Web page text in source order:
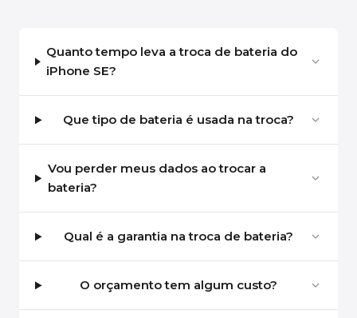
Quanto tempo leva a troca de bateria do
iPhone SE?
Que tipo de bateria é usada na troca?
Vou perder meus dados ao trocar a
bateria?
Qual é a garantia na troca de bateria?
O orçamento tem algum custo?